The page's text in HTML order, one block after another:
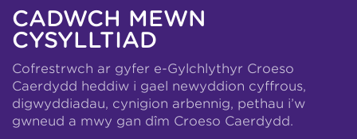
CADWCH MEWN
CYSYLLTIAD
Cofrestrwch ar gyfer e-Gylchlythyr Croeso
Caerdydd heddiw i gael newyddion cyffrous,
digwyddiadau, cynigion arbennig, pethau i’w
gwneud a mwy gan dîm Croeso Caerdydd.